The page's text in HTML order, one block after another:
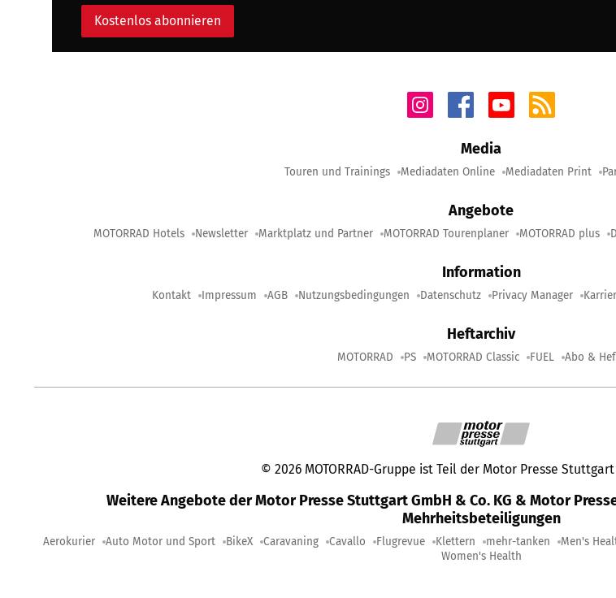
Kostenlos abonnieren
Media
Touren und Trainings Mediadaten Online Mediadaten Print
Angebote
MOTORRAD Hotels Newsletter Marktplatz und Partner MOTORRAD Tourenplaner MOTORRAD plus
Information
Kontakt Impressum AGB Nutzungsbedingungen Datenschutz Privacy Manager
Heftarchiv
MOTORRAD PS MOTORRAD Classic FUEL Abo &
© 2026 MOTORRAD-Gruppe ist Teil der Motor Presse Stuttgart
Weitere Angebote der Motor Presse Stuttgart GmbH & Co. KG & Motor
Mehrheitsbeteiligungen
Aerokurier Auto Motor und Sport BikeX Caravaning Cavallo Flugrevue Klettern mehr-tanken Men's
Women's Health